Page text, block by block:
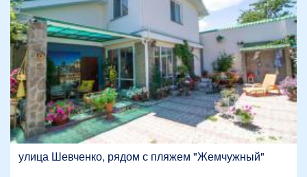
улица Шевченко, рядом с пляжем "Жемчужный"